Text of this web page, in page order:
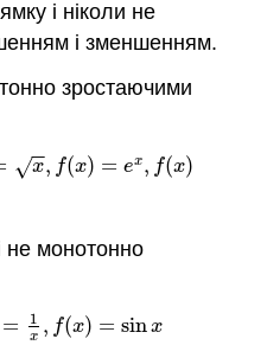
і ніколи не
і зменшенням.
зростаючими
x
−
−
√ , f(x) = ex , f(x)
x ,f(x) =lnx, f(x )=1 1+e−
не монотонно
= 1
x , f(x) = sinx
=sin x